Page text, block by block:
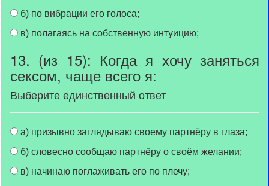
б) по вибрации его голоса;
в) полагаясь на собственную интуицию;
13. (из 15): Когда я хочу заняться
сексом, чаще всего я:
Выберите единственный ответ
а) призывно заглядываю своему партнёру в глаза;
б) словесно сообщаю партнёру о своём желании;
в) начинаю поглаживать его по плечу;